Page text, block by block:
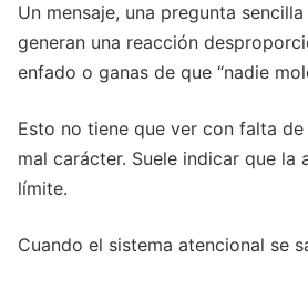
Un mensaje, una pregunta
generan una reacción
enfado o ganas de que “nadie
Esto no tiene que ver con falta
mal carácter. Suele indicar que la
límite.
Cuando el sistema atencional se